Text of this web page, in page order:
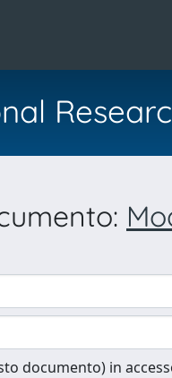
documento) in